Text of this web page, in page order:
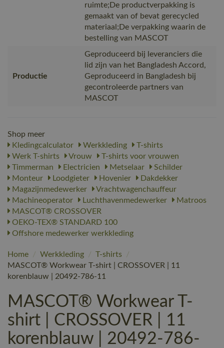
ruimte;De productverpakking is
gemaakt van of bevat gerecycled
materiaal;De verpakking waarin de
bestelling van MASCOT
Productie
Geproduceerd bij leveranciers die
lid zijn van het Bangladesh Accord,
Geproduceerd in Bangladesh bij
gecontroleerde partners van
MASCOT
Shop meer
Kledingcalculator
Werkkleding
T-shirts
Werk T-shirts
Vrouw
T-shirts voor vrouwen
Timmerman
Electricien Metselaar
Schilder
Monteur
Loodgieter Hovenier
Dakdekker
Magazijnmedewerker
Vrachtwagenchauffeur
Machineoperator
Luchthavenmedewerker
Matroos
MASCOT® CROSSOVER
OEKO-TEX® STANDARD 100
Offshore medewerker werkkleding
Home / Werkkleding / T-shirts
/
MASCOT® Workwear T-shirt | CROSSOVER | 11
korenblauw | 20492-786-11
MASCOT® Workwear T-
shirt | CROSSOVER | 11
korenblauw | 20492-786-